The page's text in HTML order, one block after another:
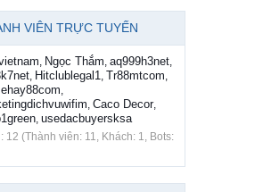
VIÊN TRỰC TUYẾN
, Ngọc Thắm, aq999h3net,
, Hitclublegal1, Tr88mtcom,
,
, Caco Decor,
, usedacbuyersksa
12 (Thành viên: 11, Khách: 1, Bots: